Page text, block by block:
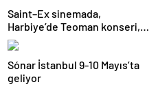
Saint–Ex sinemada,
Harbiye’de Teoman konseri,
sahnede İçimizdeki Şeytan!
İşte kültür sanat ajandası
Sónar İstanbul 9-10 Mayıs’ta
geliyor